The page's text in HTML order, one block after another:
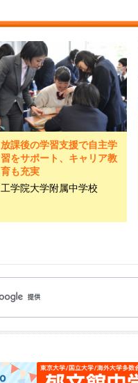
放課後の学習支援で自主学
習をサポート、キャリア教
育も充実
工学院大学附属中学校